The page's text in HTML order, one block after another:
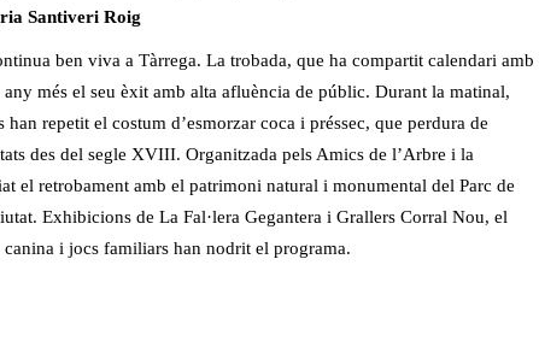
Santiveri Roig
ben viva a Tàrrega. La trobada, que ha compartit calendari amb
més el seu èxit amb alta afluència de públic. Durant la matinal,
repetit el costum d’esmorzar coca i préssec, que perdura de
des del segle XVIII. Organitzada pels Amics de l’Arbre i la
el retrobament amb el patrimoni natural i monumental del Parc de
Exhibicions de La Fal·lera Gegantera i Grallers Corral Nou, el
i jocs familiars han nodrit el programa.